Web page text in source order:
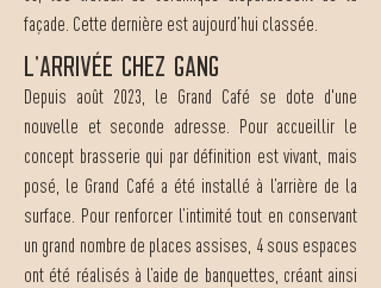
façade. Cette dernière est aujourd’hui classée.
L'ARRIVÉE chez GANG
Depuis août 2023, le Grand Café se dote d'une
nouvelle et seconde adresse. Pour accueillir le
concept brasserie qui par définition est vivant, mais
posé, le Grand Café a été installé à l’arrière de la
surface. Pour renforcer l’intimité tout en conservant
un grand nombre de places assises, 4 sous espaces
ont été réalisés à l’aide de banquettes, créant ainsi